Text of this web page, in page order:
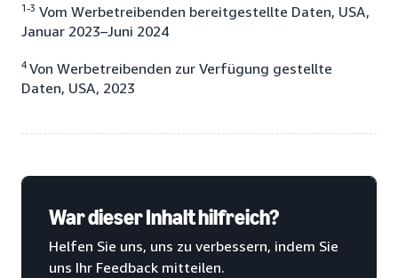
1-3 Vom Werbetreibenden bereitgestellte Daten, USA,
Januar 2023–Juni 2024
4 Von Werbetreibenden zur Verfügung gestellte
Daten, USA, 2023
War dieser Inhalt hilfreich?
Helfen Sie uns, uns zu verbessern, indem Sie
uns Ihr Feedback mitteilen.